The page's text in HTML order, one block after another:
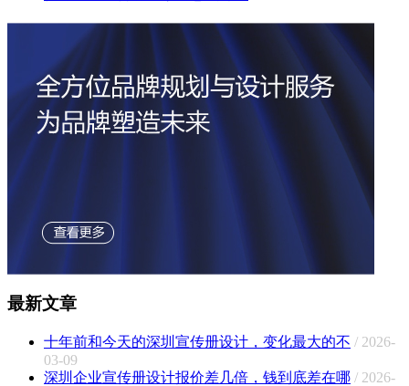
最新文章
十年前和今天的深圳宣传册设计，变化最大的不 / 2026-
03-09
深圳企业宣传册设计报价差几倍，钱到底差在哪 / 2026-